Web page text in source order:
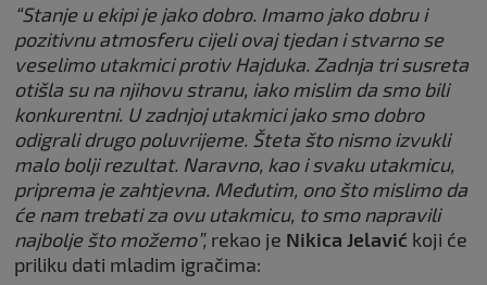
“Stanje u ekipi je jako dobro. Imamo jako dobru i
pozitivnu atmosferu cijeli ovaj tjedan i stvarno se
veselimo utakmici protiv Hajduka. Zadnja tri susreta
otišla su na njihovu stranu, iako mislim da smo bili
konkurentni. U zadnjoj utakmici jako smo dobro
odigrali drugo poluvrijeme. Šteta što nismo izvukli
malo bolji rezultat. Naravno, kao i svaku utakmicu,
priprema je zahtjevna. Međutim, ono što mislimo da
će nam trebati za ovu utakmicu, to smo napravili
najbolje što možemo”, rekao je Nikica Jelavić koji će
priliku dati mladim igračima: